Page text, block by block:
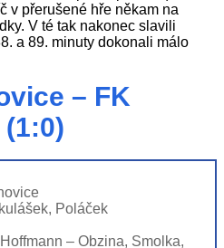
v přerušené hře někam na
V té tak nakonec slavili
a 89. minuty dokonali málo
– FK
Poláček
– Obzina, Smolka,